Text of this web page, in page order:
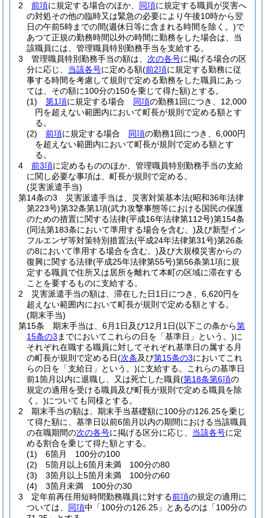
2
前項に規定する場合のほか、 同項に規定する職員が災害へ
の対処その他の臨時又は緊急の必要により午後10時から翌
日の午前5時までの間(週休日等に含まれる時間を除く。)で
あつて正規の勤務時間以外の時間に勤務をした場合は、当
該職員には、管理職員特別勤務手当を支給する。
3
管理職員特別勤務手当の額は、 次の各号に掲げる場合の区
分に応じ、 当該各号に定める額(前2項に規定する勤務に従
事する時間を考慮して規則で定める勤務をした職員にあっ
ては、その額に100分の150を乗じて得た額)とする。
(1)
第1項に規定する場合 同項の勤務1回につき、12,000
円を超えない範囲内において町長が規則で定める額とす
る。
(2)
前項に規定する場合 同項の勤務1回につき、6,000円
を超えない範囲内において町長が規則で定める額とす
る。
4
前3項に定めるもののほか、管理職員特別勤務手当の支給
に関し必要な事項は、町長が規則で定める。
(災害派遣手当)
第14条の3
災害派遣手当は、災害対策基本法(昭和36年法律
第223号)第32条第1項(武力攻撃事態等における国民の保護
のための措置に関する法律(平成16年法律第112号)第154条
(同法第183条において準用する場合を含む。)及び新型イン
フルエンザ等対策特別措置法(平成24年法律第31号)第26条
の8において準用する場合を含む。)及び大規模災害からの
復興に関する法律(平成25年法律第55号)第56条第1項に規
定する職員で住所又は居所を離れて本町の区域に滞在する
ことを要するものに支給する。
2
災害派遣手当の額は、滞在した日1日につき、6,620円を
超えない範囲内において町長が規則で定める額とする。
(期末手当)
第15条
期末手当は、6月1日及び12月1日(以下この条から第
15条の3 までにおいてこれらの日を「基準日」という。)に
それぞれ在職する職員に対してそれぞれ基準日の属する月
の町長が規則で定める日(次条及び第15条の3においてこれ
らの日を「支給日」という。)に支給する。
これらの基準日
前1箇月以内に退職し、又は死亡した職員(第18条第6項の
規定の適用を受ける職員及び町長が規則で定める職員を除
く。)についても同様とする。
2
期末手当の額は、期末手当基礎額に100分の126.25を乗じ
て得た額に、基準日以前6箇月以内の期間における当該職員
の在職期間の次の各号に掲げる区分に応じ、 当該各号に定
める割合を乗じて得た額とする。
(1)
6箇月 100分の100
(2)
5箇月以上6箇月未満 100分の80
(3)
3箇月以上5箇月未満 100分の60
(4)
3箇月未満 100分の30
3
定年前再任用短時間勤務職員に対する前項の規定の適用に
ついては、 同項中「100分の126.25」とあるのは「100分の